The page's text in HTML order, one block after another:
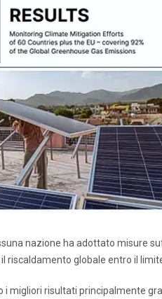
nazione ha adottato misure
globale entro il limite
i migliori risultati principalmente